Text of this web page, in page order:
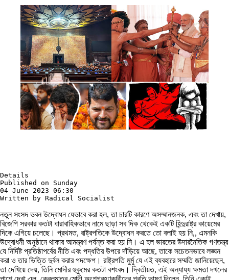
Details
Published on Sunday
04 June 2023 06:30
Written by Radical Socialist
নতুন সংসদ ভবন উদ্বোধন যেভাবে করা হল, তা চারটি কারণে অসম্মানজনক, এবং তা দেখায়,
বিজেপি সরকার কতটা ধারাবাহিকভাবে নামে ছাড়া সব দিক থেকেই একটি হিন্দুরাষ্ট্র কায়েমের
দিকে এগিয়ে চলেছে। প্রথমত, রাষ্ট্রপতিকে উদ্বোধন করতে তো বলাই হয় নি,, এমনকি
উদ্বোধনী অনুষ্ঠানে থাকার আমন্ত্রণ পর্যন্ত করা হয় নি। এ হল ভারতের উদারনৈতিক গণতন্ত্র
যে নির্দিষ্ট প্রতিষ্ঠাপর্বের নীতি এবং পদ্ধতির উপরে দাঁড়িয়ে আছে, তাকে সচেতনভাবে লঙ্ঘন
করা ও তার ভিত্তি দুর্বল করার পদক্ষেপ। রাষ্ট্রপতি মুর্মু যে এই ব্যবহারে সম্মতি জানিয়েছেন,
তা দেখিয়ে দেয়, তিনি মোদীর হুকুমের কতটা বশংবদ। দ্বিতীয়ত, এই অন্যায্য ক্ষমতা দখলের